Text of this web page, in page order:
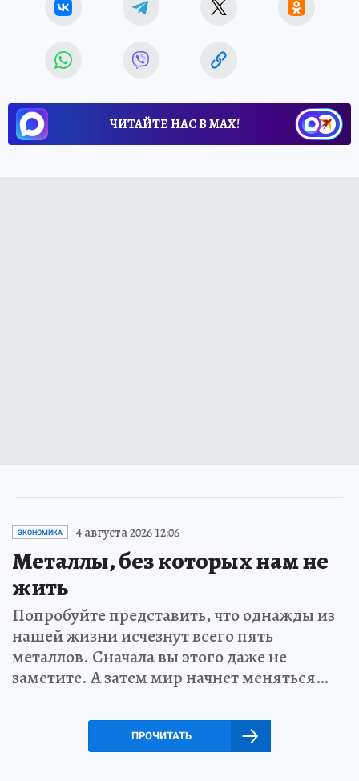
ЧИТАЙТЕ НАС В МАХ!
ЭКОНОМИКА 4 августа 2026 12:06
Металлы, без которых нам не
жить
Попробуйте представить, что однажды из
нашей жизни исчезнут всего пять
металлов. Сначала вы этого даже не
заметите. А затем мир начнет меняться…
ПРОЧИТАТЬ